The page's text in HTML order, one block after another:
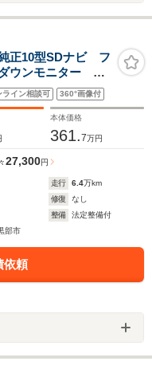
正10型SDナビ フ
ウンモニター パ
ドア ビルトイン
ート 前席シート
ライン相談可 360°画像付
本体価格
361.7万円
27,300円
走行 6.4万km
修復
なし
整備
法定整備付
部市
依頼